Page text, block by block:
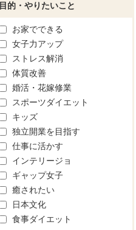
目的・やりたいこと
お家でできる
女子力アップ
ストレス解消
体質改善
婚活・花嫁修業
スポーツダイエット
キッズ
独立開業を目指す
仕事に活かす
インテリージョ
ギャップ女子
癒されたい
日本文化
食事ダイエット